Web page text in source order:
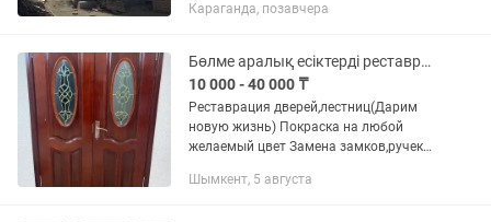
сложности, современным дизайном,
Караганда, позавчера
Бөлме аралық есіктерді реставрациялау,бояуын ауыстыру заманауи,жаңалау
10 000 - 40 000 ₸
Реставрация дверей,лестниц(Дарим
новую жизнь) Покраска на любой
желаемый цвет Замена замков,ручек
Шымкент, 5 августа